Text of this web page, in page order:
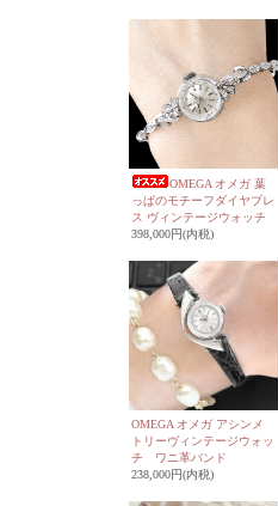
OMEGA オメガ 葉
っぱのモチーフダイヤブレ
ス ヴィンテージウォッチ
398,000円(内税)
OMEGA オメガ アシンメ
トリーヴィンテージウォッ
チ ワニ革バンド
238,000円(内税)